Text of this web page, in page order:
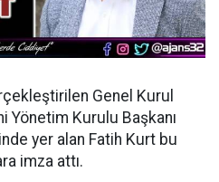
Genel Kurul
Yönetim Kurulu Başkanı
yer alan Fatih Kurt bu
imza attı.